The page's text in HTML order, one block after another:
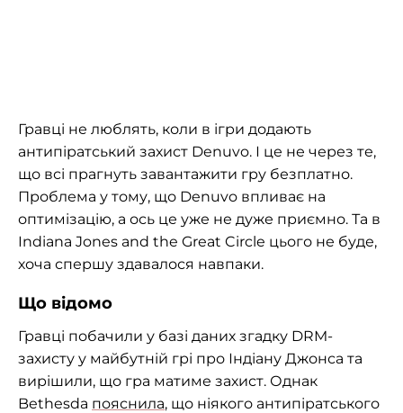
Гравці не люблять, коли в ігри додають
антипіратський захист Denuvo. І це не через те,
що всі прагнуть завантажити гру безплатно.
Проблема у тому, що Denuvo впливає на
оптимізацію, а ось це уже не дуже приємно. Та в
Indiana Jones and the Great Circle цього не буде,
хоча спершу здавалося навпаки.
Що відомо
Гравці побачили у базі даних згадку DRM-
захисту у майбутній грі про Індіану Джонса та
вирішили, що гра матиме захист. Однак
Bethesda пояснила, що ніякого антипіратського